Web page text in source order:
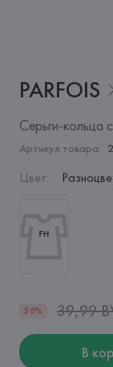
PARFOIS
Серьги-кольца
Артикул товара:
Цвет:
50% 39,99
В